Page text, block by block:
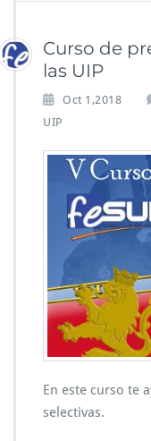
Curso de
las UIP
Oct 1,2018
UIP
En este curso te
selectivas.